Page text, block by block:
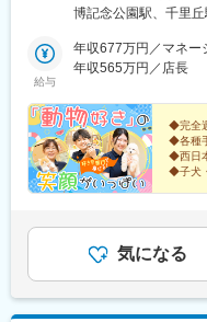
県・中国地方エリア
市・豊中市・枚方市
■兵庫県／西宮市・伊
市■愛知県／名古屋市
藍住町■香川県／高松
／高知市■広島県／広
島根県／出雲市・松
対策：分煙※喫煙所あり
博記念公園駅、千里
田駅、井原里駅、住
川駅、春日野道駅(阪
都芸術大学駅、東松
県)、港区役所駅、赤
泉駅、今治駅、道上
入口駅、湖山駅、松
田駅(阪神線)、公園東
駅、平和通駅、野田
駅、小倉駅(福岡県)
給与
年収677万円／マネー
年収565万円／店長
◆完全
◆各種
◆西日
◆子犬
気になる